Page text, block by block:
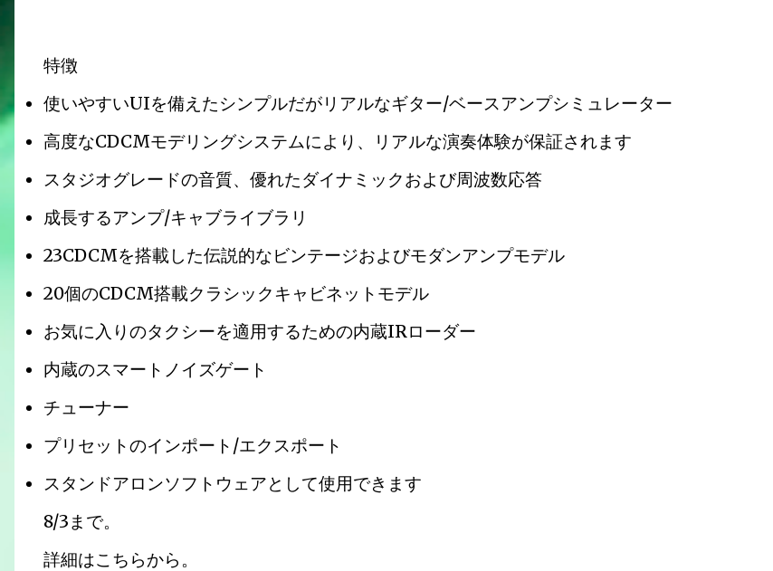
特徴
使いやすいUIを備えたシンプルだがリアルなギター/ベースアンプシミュレーター
高度なCDCMモデリングシステムにより、リアルな演奏体験が保証されます
スタジオグレードの音質、優れたダイナミックおよび周波数応答
成長するアンプ/キャブライブラリ
23CDCMを搭載した伝説的なビンテージおよびモダンアンプモデル
20個のCDCM搭載クラシックキャビネットモデル
お気に入りのタクシーを適用するための内蔵IRローダー
内蔵のスマートノイズゲート
チューナー
プリセットのインポート/エクスポート
スタンドアロンソフトウェアとして使用できます
8/3まで。
詳細はこちらから。